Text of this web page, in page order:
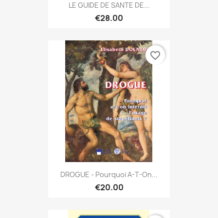
LE GUIDE DE SANTE DE...
€28.00
DROGUE - Pourquoi A-T-On...
€20.00
favorite_border